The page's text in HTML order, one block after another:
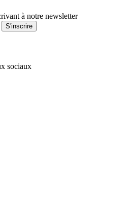
à notre newsletter
S'inscrire
sociaux